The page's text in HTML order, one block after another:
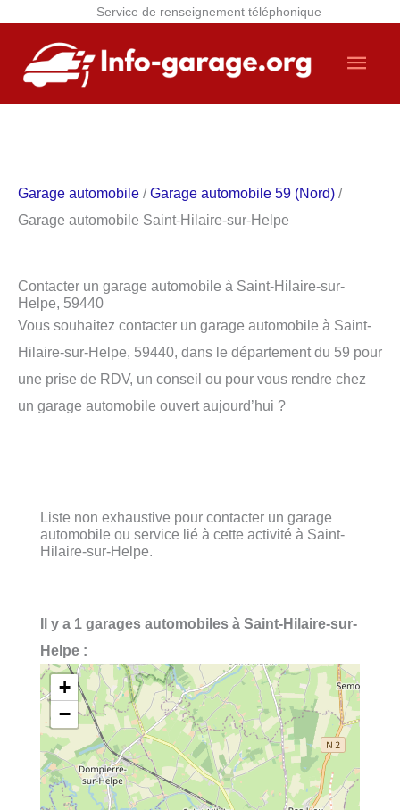
Service de renseignement téléphonique
contenu
Garage automobile /Garage automobile 59 (Nord) /
Garage automobile Saint-Hilaire-sur-Helpe
Contacter un garage automobile à Saint-Hilaire-sur-
Helpe, 59440
Vous souhaitez contacter un garage automobile à Saint-
Hilaire-sur-Helpe, 59440, dans le département du 59 pour
une prise de RDV, un conseil ou pour vous rendre chez
un garage automobile ouvert aujourd’hui ?
Liste non exhaustive pour contacter un garage
automobile ou service lié à cette activité à Saint-
Hilaire-sur-Helpe.
Il y a 1 garages automobiles à Saint-Hilaire-sur-
Helpe :
+
−